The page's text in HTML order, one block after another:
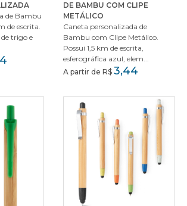
de Bambu
de escrita.
trigo e
DE BAMBU COM CLIPE
METÁLICO
Caneta personalizada de
Bambu com Clipe Metálico.
Possui 1,5 km de escrita,
esferográfica azul, elem...
A partir de R$ 3,44